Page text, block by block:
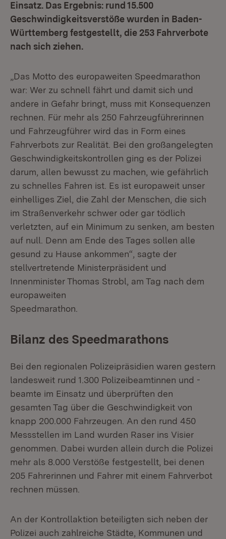
Einsatz. Das Ergebnis: rund 15.500
Geschwindigkeitsverstöße wurden in Baden-
Württemberg festgestellt, die 253 Fahrverbote
nach sich ziehen.
„Das Motto des europaweiten Speedmarathon
war: Wer zu schnell fährt und damit sich und
andere in Gefahr bringt, muss mit Konsequenzen
rechnen. Für mehr als 250 Fahrzeugführerinnen
und Fahrzeugführer wird das in Form eines
Fahrverbots zur Realität. Bei den großangelegten
Geschwindigkeitskontrollen ging es der Polizei
darum, allen bewusst zu machen, wie gefährlich
zu schnelles Fahren ist. Es ist europaweit unser
einhelliges Ziel, die Zahl der Menschen, die sich
im Straßenverkehr schwer oder gar tödlich
verletzten, auf ein Minimum zu senken, am besten
auf null. Denn am Ende des Tages sollen alle
gesund zu Hause ankommen“, sagte der
stellvertretende Ministerpräsident und
Innenminister Thomas Strobl, am Tag nach dem
europaweiten
Speedmarathon.
Bilanz des Speedmarathons
Bei den regionalen Polizeipräsidien waren gestern
landesweit rund 1.300 Polizeibeamtinnen und -
beamte im Einsatz und überprüften den
gesamten Tag über die Geschwindigkeit von
knapp 200.000 Fahrzeugen. An den rund 450
Messstellen im Land wurden Raser ins Visier
genommen. Dabei wurden allein durch die Polizei
mehr als 8.000 Verstöße festgestellt, bei denen
205 Fahrerinnen und Fahrer mit einem Fahrverbot
rechnen müssen.
An der Kontrollaktion beteiligten sich neben der
Polizei auch zahlreiche Städte, Kommunen und